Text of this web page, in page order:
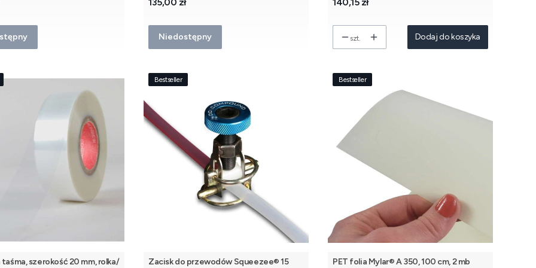
Niedostępny szt. Dodaj do koszyka
taśma, szerokość 20 mm, rolka/
Bestseller
Zacisk do przewodów Squeezee® 15
Bestseller
PET folia Mylar® A 350, 100 cm, 2 mb